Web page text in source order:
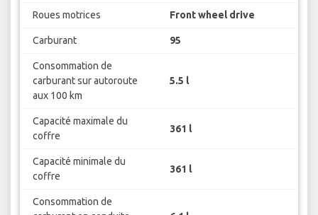
Roues motrices Front wheel drive
Carburant 95
Consommation de
carburant sur autoroute
aux 100 km
5.5 l
Capacité maximale du
coffre
361 l
Capacité minimale du
coffre
361 l
Consommation de